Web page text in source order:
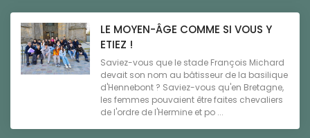
LE MOYEN-ÂGE COMME SI VOUS Y
ETIEZ !
Saviez-vous que le stade François Michard
devait son nom au bâtisseur de la basilique
d'Hennebont ? Saviez-vous qu'en Bretagne,
les femmes pouvaient être faites chevaliers
de l'ordre de l'Hermine et po ...